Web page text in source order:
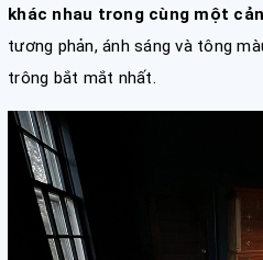
khác nhau trong cùng một
tương phản, ánh sáng và tông
trông bắt mắt nhất.